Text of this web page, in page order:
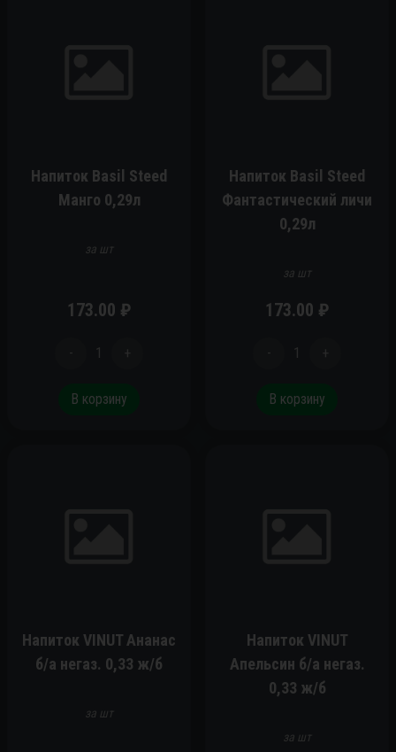
Напиток Basil Steed
Манго 0,29л
за шт
173.00 ₽
- 1 +
В корзину
Напиток Basil Steed
Фантастический личи
0,29л
за шт
173.00 ₽
- 1 +
В корзину
Напиток VINUT Ананас
б/а негаз. 0,33 ж/б
за шт
Напиток VINUT
Апельсин б/а негаз.
0,33 ж/б
за шт